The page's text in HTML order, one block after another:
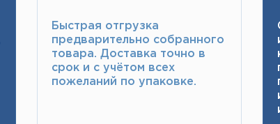
Быстрая отгрузка
предварительно собранного
товара.​ Доставка точно в
срок и с учётом всех
пожеланий по упаковке.​